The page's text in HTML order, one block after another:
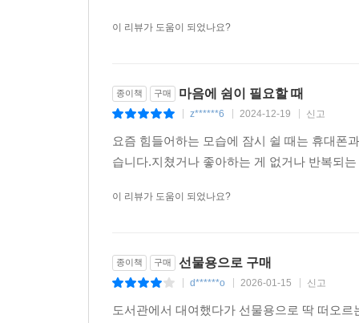
당신도 이 책을 통해 그런 시간을 만날 수 있기를
이 리뷰가 도움이 되었나요?
종이책 구매 마음에 쉼이 필요할 때
z******6 2024-12-19 신고
요즘 힘들어하는 모습에 잠시 쉴 때는 휴대폰
습니다.지쳤거나 좋아하는 게 없거나 반복되
이 리뷰가 도움이 되었나요?
종이책 구매 선물용으로 구매
d******o 2026-01-15 신고
도서관에서 대여했다가 선물용으로 딱 떠오